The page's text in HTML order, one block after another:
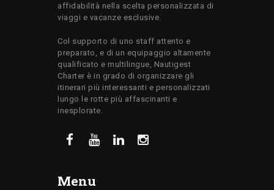
affidabilità nella scelta personalizzata di
viaggi e vacanze esclusive.
Col supporto di uno staff attento e
preparato, e di un equipaggio altamente
qualificato e multilingue, Nautigest
Charter è in grado di organizzare gli
itinerari più interessanti e personalizzati
lungo le rotte più affascinanti e
inesplorate.
Menu